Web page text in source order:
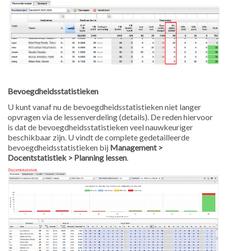
Bevoegdheidsstatistieken
U kunt vanaf nu de bevoegdheidsstatistieken niet langer
opvragen via de lessenverdeling (details). De reden hiervoor
is dat de bevoegdheidsstatistieken veel nauwkeuriger
beschikbaar zijn. U vindt de complete gedetailleerde
bevoegdheidsstatistieken bij Management >
Docentstatistiek > Planning lessen